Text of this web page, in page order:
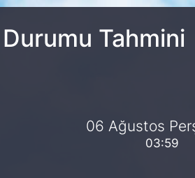
Durumu Tahmini
06 Ağustos
03:59